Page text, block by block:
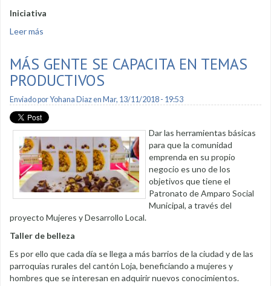
Iniciativa
Leer más
MÁS GENTE SE CAPACITA EN TEMAS
PRODUCTIVOS
Enviado porYohana Diazen Mar, 13/11/2018 - 19:53
Dar las herramientas básicas
para que la comunidad
emprenda en su propio
negocio es uno de los
objetivos que tiene el
Patronato de Amparo Social
Municipal, a través del
proyecto Mujeres y Desarrollo Local.
Taller de belleza
Es por ello que cada día se llega a más barrios de la ciudad y de las
parroquias rurales del cantón Loja, beneficiando a mujeres y
hombres que se interesan en adquirir nuevos conocimientos.